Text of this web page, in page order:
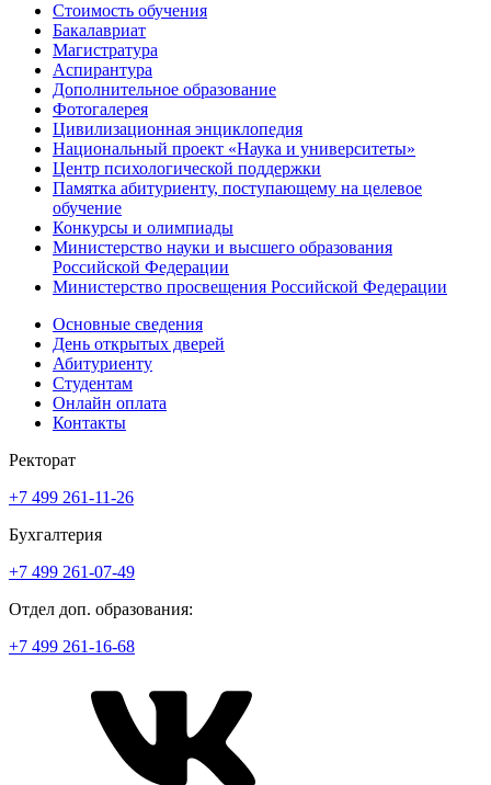
Стоимость обучения
Бакалавриат
Магистратура
Аспирантура
Дополнительное образование
Фотогалерея
Цивилизационная энциклопедия
Национальный проект «Наука и университеты»
Центр психологической поддержки
Памятка абитуриенту, поступающему на целевое
обучение
Конкурсы и олимпиады
Министерство науки и высшего образования
Российской Федерации
Министерство просвещения Российской Федерации
Основные сведения
День открытых дверей
Абитуриенту
Студентам
Онлайн оплата
Контакты
Ректорат
+7 499 261-11-26
Бухгалтерия
+7 499 261-07-49
Отдел доп. образования:
+7 499 261-16-68